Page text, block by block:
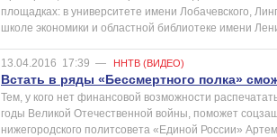
площадках: в университете имени Лобачевского,
школе экономики и областной библиотеке имени
13.04.2016 17:39 — ННТВ (ВИДЕО)
Встать в ряды «Бессмертного полка»
Тем, у кого нет финансовой возможности
годы Великой Отечественной войны, поможет
нижегородского политсовета «Единой России»